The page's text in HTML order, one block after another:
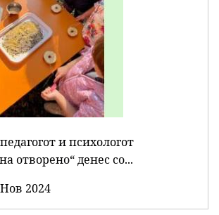
и психологот
отворено“ денес со...
2024